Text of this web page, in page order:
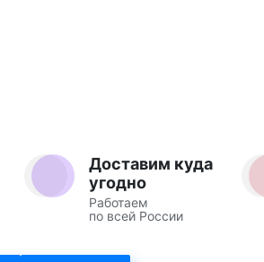
Доставим куда
угодно
Работаем
по всей России